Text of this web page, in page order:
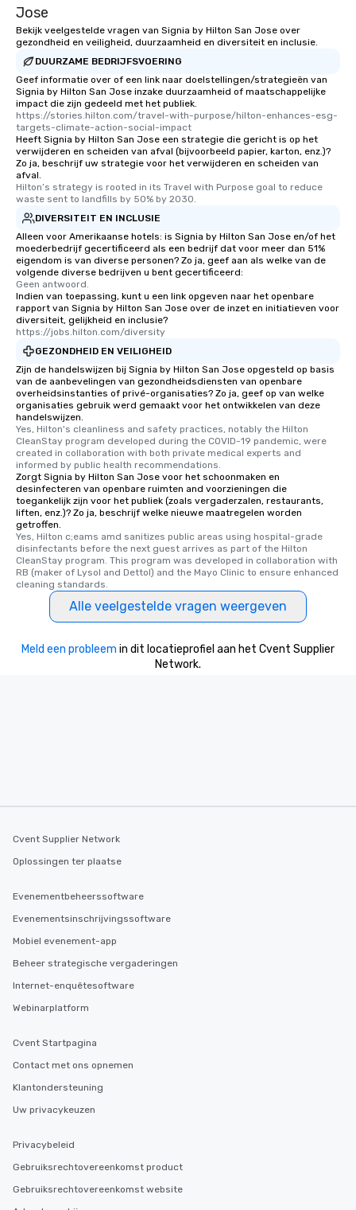
Jose
Bekijk veelgestelde vragen van Signia by Hilton San Jose over
gezondheid en veiligheid, duurzaamheid en diversiteit en inclusie.
DUURZAME BEDRIJFSVOERING
Geef informatie over of een link naar doelstellingen/strategieën van
Signia by Hilton San Jose inzake duurzaamheid of maatschappelijke
impact die zijn gedeeld met het publiek.
https://stories.hilton.com/travel-with-purpose/hilton-enhances-esg-
targets-climate-action-social-impact
Heeft Signia by Hilton San Jose een strategie die gericht is op het
verwijderen en scheiden van afval (bijvoorbeeld papier, karton, enz.)?
Zo ja, beschrijf uw strategie voor het verwijderen en scheiden van
afval.
Hilton’s strategy is rooted in its Travel with Purpose goal to reduce
waste sent to landfills by 50% by 2030.
DIVERSITEIT EN INCLUSIE
Alleen voor Amerikaanse hotels: is Signia by Hilton San Jose en/of het
moederbedrijf gecertificeerd als een bedrijf dat voor meer dan 51%
eigendom is van diverse personen? Zo ja, geef aan als welke van de
volgende diverse bedrijven u bent gecertificeerd:
Geen antwoord.
Indien van toepassing, kunt u een link opgeven naar het openbare
rapport van Signia by Hilton San Jose over de inzet en initiatieven voor
diversiteit, gelijkheid en inclusie?
https://jobs.hilton.com/diversity
GEZONDHEID EN VEILIGHEID
Zijn de handelswijzen bij Signia by Hilton San Jose opgesteld op basis
van de aanbevelingen van gezondheidsdiensten van openbare
overheidsinstanties of privé-organisaties? Zo ja, geef op van welke
organisaties gebruik werd gemaakt voor het ontwikkelen van deze
handelswijzen.
Yes, Hilton's cleanliness and safety practices, notably the Hilton
CleanStay program developed during the COVID-19 pandemic, were
created in collaboration with both private medical experts and
informed by public health recommendations.
Zorgt Signia by Hilton San Jose voor het schoonmaken en
desinfecteren van openbare ruimten and voorzieningen die
toegankelijk zijn voor het publiek (zoals vergaderzalen, restaurants,
liften, enz.)? Zo ja, beschrijf welke nieuwe maatregelen worden
getroffen.
Yes, Hilton c;eams amd sanitizes public areas using hospital-grade
disinfectants before the next guest arrives as part of the Hilton
CleanStay program. This program was developed in collaboration with
RB (maker of Lysol and Dettol) and the Mayo Clinic to ensure enhanced
cleaning standards.
Alle veelgestelde vragen weergeven
Meld een probleem in dit locatieprofiel aan het Cvent Supplier
Network.
Cvent Supplier Network
Oplossingen ter plaatse
Evenementbeheerssoftware
Evenementsinschrijvingssoftware
Mobiel evenement-app
Beheer strategische vergaderingen
Internet-enquêtesoftware
Webinarplatform
Cvent Startpagina
Contact met ons opnemen
Klantondersteuning
Uw privacykeuzen
Privacybeleid
Gebruiksrechtovereenkomst product
Gebruiksrechtovereenkomst website